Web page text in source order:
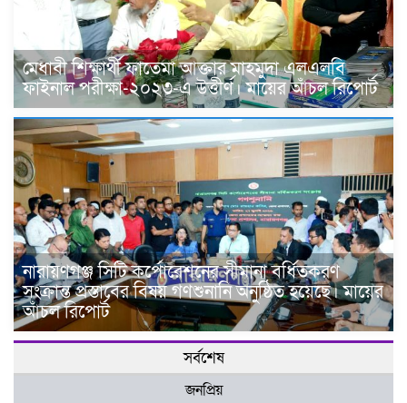
মেধাবী শিক্ষার্থী ফাতেমা আক্তার মাহমুদা এলএলবি
ফাইনাল পরীক্ষা-২০২৩-এ উত্তীর্ণ। মায়ের আঁচল রিপোর্ট
নারায়ণগঞ্জ সিটি কর্পোরেশনের সীমানা বর্ধিতকরণ
সংক্রান্ত প্রস্তাবের বিষয় গণশুনানি অনুষ্ঠিত হয়েছে। মায়ের
আঁচল রিপোর্ট
সর্বশেষ
জনপ্রিয়